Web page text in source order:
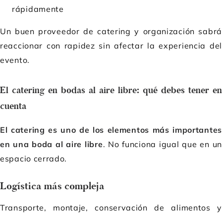
rápidamente
Un buen proveedor de catering y organización sabrá
reaccionar con rapidez sin afectar la experiencia del
evento.
El catering en bodas al aire libre: qué debes tener en
cuenta
El catering es uno de los elementos más importantes
en una boda al aire libre. No funciona igual que en un
espacio cerrado.
Logística más compleja
Transporte, montaje, conservación de alimentos y